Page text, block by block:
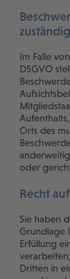
Im Falle
DSGVO
Orts des
oder
Recht
Sie haben
Grundlage
Erfüllung
Dritten in